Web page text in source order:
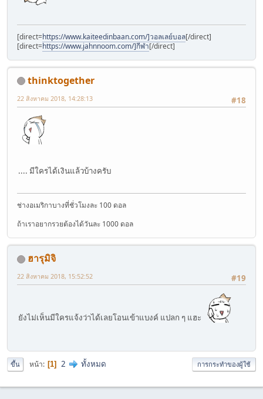
[direct=https://www.kaiteedinbaan.com/]วอลเลย์บอล[/direct]
[direct=https://www.jahnnoom.com/]กีฬา[/direct]
thinktogether
#18
22 สิงหาคม 2018, 14:28:13
.... มีใครได้เงินแล้วบ้างครับ
ช่างอเมริกาบางที่ชั่วโมงละ 100 ดอล
ถ้าเราอยากรวยต้องได้วันละ 1000 ดอล
ฮารุมิจิ
#19
22 สิงหาคม 2018, 15:52:52
ยังไม่เห็นมีใครแจ้งว่าได้เลยโอนเข้าแบงค์ แปลก ๆ แฮะ
ขึ้น หน้า 1 2 ทั้งหมด การกระทำของผู้ใช้